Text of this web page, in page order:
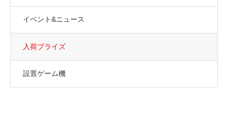
イベント&ニュース
入荷プライズ
設置ゲーム機